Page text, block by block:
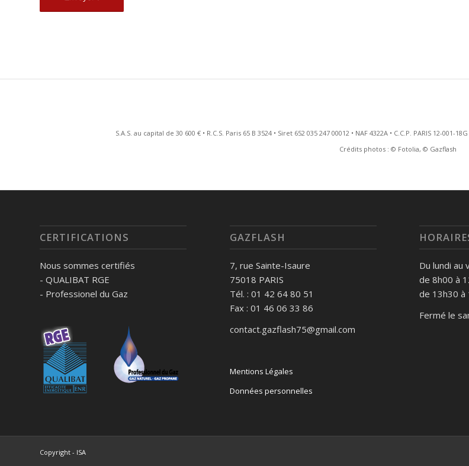
S.A.S. au capital de 30 600 € • R.C.S. Paris 65 B 3524 • Siret 652 035 247 00012 • NAF 4322A • C.C.P. PARIS 12-
Crédits photos : © Fotolia, © Gazflash
CERTIFICATIONS
Nous sommes certifiés
- QUALIBAT RGE
- Professionel du Gaz
GAZFLASH
7, rue Sainte-Isaure
75018 PARIS
Tél. : 01 42 64 80 51
Fax : 01 46 06 33 86
contact.gazflash75@gmail.com
Mentions Légales
Données personnelles
Du lundi au
de 8h00 à
de 13h30 à
Fermé le
Copyright - ISA